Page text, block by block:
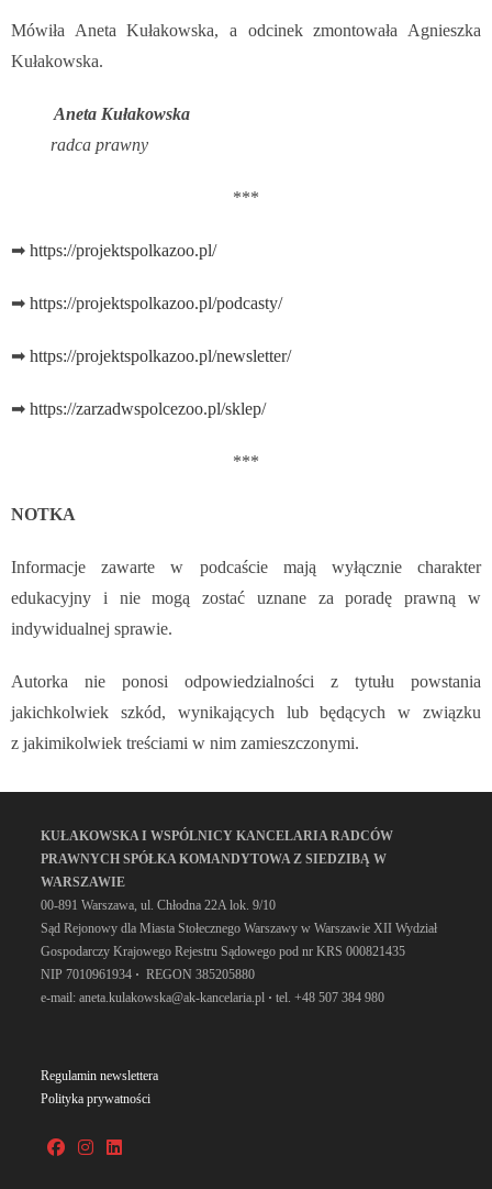
Mówiła Aneta Kułakowska, a odcinek zmontowała Agnieszka
Kułakowska.
Aneta Kułakowska
radca prawny
***
➡ https://projektspolkazoo.pl/
➡ https://projektspolkazoo.pl/podcasty/
➡ https://projektspolkazoo.pl/newsletter/
➡ https://zarzadwspolcezoo.pl/sklep/
***
NOTKA
Informacje zawarte w podcaście mają wyłącznie charakter
edukacyjny i nie mogą zostać uznane za poradę prawną w
indywidualnej sprawie.
Autorka nie ponosi odpowiedzialności z tytułu powstania
jakichkolwiek szkód, wynikających lub będących w związku
z jakimikolwiek treściami w nim zamieszczonymi.
KUŁAKOWSKA I WSPÓLNICY KANCELARIA RADCÓW
PRAWNYCH SPÓŁKA KOMANDYTOWA Z SIEDZIBĄ W
WARSZAWIE
00-891 Warszawa, ul. Chłodna 22A lok. 9/10
Sąd Rejonowy dla Miasta Stołecznego Warszawy w Warszawie XII Wydział
Gospodarczy Krajowego Rejestru Sądowego pod nr KRS 000821435
NIP 7010961934 · REGON 385205880
e-mail: aneta.kulakowska@ak-kancelaria.pl · tel. +48 507 384 980
Regulamin newslettera
Polityka prywatności